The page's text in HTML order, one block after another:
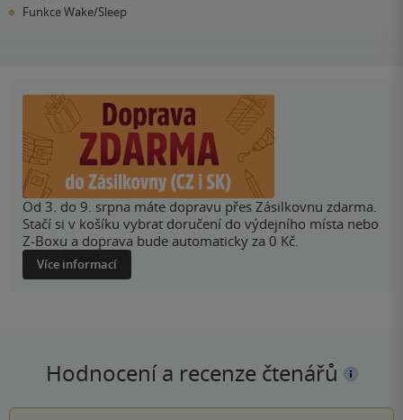
Funkce Wake/Sleep
Od 3. do 9. srpna máte dopravu přes Zásilkovnu zdarma.
Stačí si v košíku vybrat doručení do výdejního místa nebo
Z-Boxu a doprava bude automaticky za 0 Kč.
Více informací
Hodnocení a recenze čtenářů